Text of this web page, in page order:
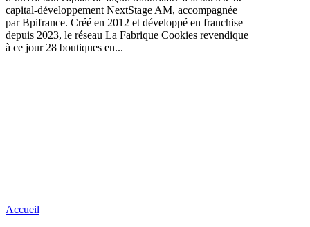
capital-développement NextStage AM, accompagnée
par Bpifrance. Créé en 2012 et développé en franchise
depuis 2023, le réseau La Fabrique Cookies revendique
à ce jour 28 boutiques en...
Accueil